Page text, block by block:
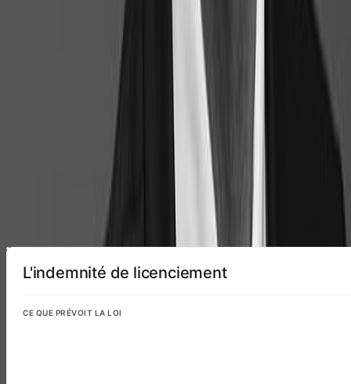
Tout sauf une boîte noire.
Chaque résultat est sourcé et justifié. Accédez aux textes de loi, aux
conventions collectives et à la jurisprudence qui fondent chaque
L'indemnité de licenciement
CE QUE PRÉVOIT LA LOI